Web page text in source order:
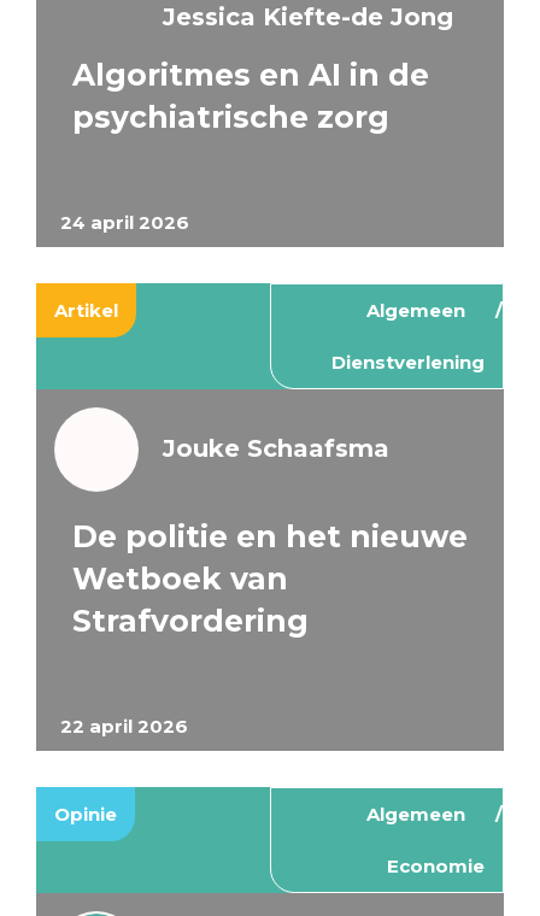
24 april 2026
Jessica Kiefte-de Jong
Algoritmes en AI in de
psychiatrische zorg
Artikel Algemeen
Dienstverlening
22 april 2026
Jouke Schaafsma
De politie en het nieuwe
Wetboek van
Strafvordering
Opinie Algemeen
Economie